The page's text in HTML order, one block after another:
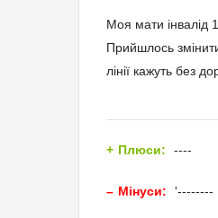
Моя мати інвалід
Прийшлось
лінії кажуть без
Плюси: ----
Мінуси: '-------‐